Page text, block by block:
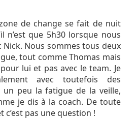
de change se fait de nuit
n’est que 5h30 lorsque nous
Nick. Nous sommes tous deux
tout comme Thomas mais
lui et pas avec le team. Je
avec toutefois des
un peu la fatigue de la veille,
je dis à la coach. De toute
c’est pas une question !